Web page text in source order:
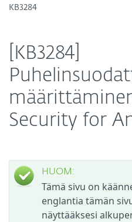
KB3284
[KB3284]
Security for
HUOM:
Tämä sivu on
englantia tämän
näyttääksesi